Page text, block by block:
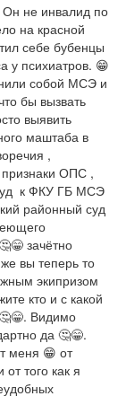
Он не инвалид по
на красной
себе бубенцы
у психиатров. 😁
собой МСЭ и
бы вызвать
выявить
маштаба в
,
признаки ОПС ,
к ФКУ ГБ МСЭ
районный суд
зачётно
вы теперь то
экипризом
кто и с какой
Видимо
да 🤔😁.
меня 😁 от
того как я